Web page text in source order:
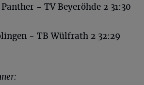
- TV Beyeröhde 2 31:30
- TB Wülfrath 2 32:29